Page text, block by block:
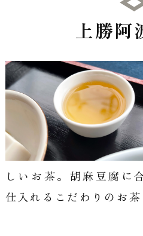
上勝阿
しいお茶。胡麻豆腐に
仕入れるこだわりのお茶